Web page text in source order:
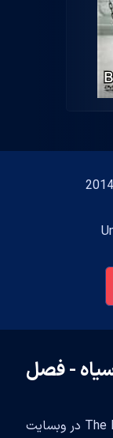
- فصل
زیرنویس فارسی سریال The Blacklist - Season 1 در وبسایت